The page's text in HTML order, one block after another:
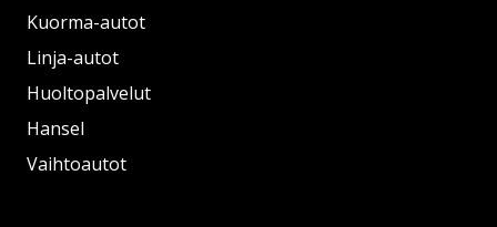
Kuorma-autot
Linja-autot
Huoltopalvelut
Hansel
Vaihtoautot